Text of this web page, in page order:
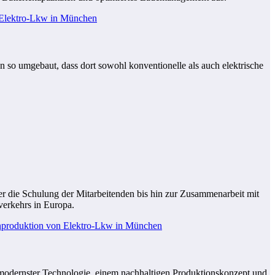
umgebaut, dass dort sowohl konventionelle als auch elektrische
Schulung der Mitarbeitenden bis hin zur Zusammenarbeit mit
in Europa.